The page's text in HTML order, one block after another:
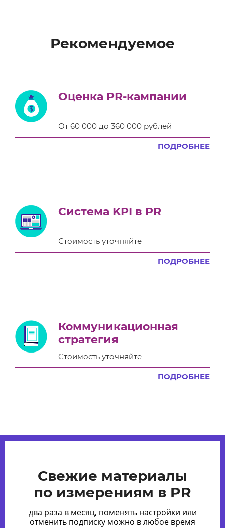
Рекомендуемое
Оценка PR-кампании
От 60 000 до 360 000 рублей
ПОДРОБНЕЕ
Система KPI в PR
Стоимость уточняйте
ПОДРОБНЕЕ
Коммуникационная
стратегия
Стоимость уточняйте
ПОДРОБНЕЕ
Свежие материалы
по измерениям в PR
два раза в месяц, поменять настройки или
отменить подписку можно в любое время